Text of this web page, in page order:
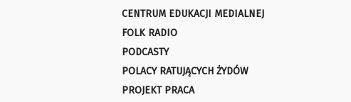
CENTRUM EDUKACJI MEDIALNEJ
FOLK RADIO
PODCASTY
POLACY RATUJĄCYCH ŻYDÓW
PROJEKT PRACA